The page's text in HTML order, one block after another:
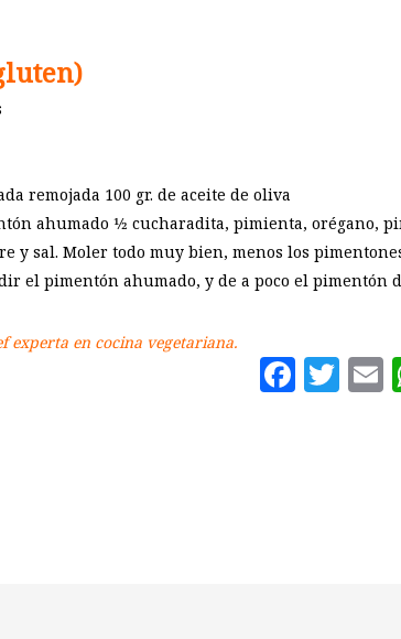
remojada 100 gr. de aceite de oliva
ahumado 1⁄2 cucharadita, pimienta, orégano,
y sal. Moler todo muy bien, menos los
el pimentón ahumado, y de a poco el pimentón
experta en cocina vegetariana.